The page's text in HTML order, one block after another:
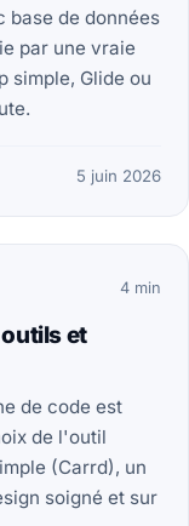
base de données
par une vraie
simple, Glide ou
5 juin 2026
4 min
et
de code est
de l'outil
(Carrd), un
soigné et sur